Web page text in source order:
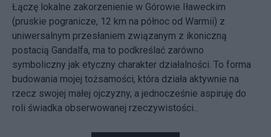
Łączę lokalne zakorzenienie w Górowie Iławeckim
(pruskie pogranicze, 12 km na północ od Warmii) z
uniwersalnym przesłaniem związanym z ikoniczną
postacią Gandalfa, ma to podkreślać zarówno
symboliczny jak etyczny charakter działalności. To forma
budowania mojej tożsamości, która działa aktywnie na
rzecz swojej małej ojczyzny, a jednocześnie aspiruję do
roli świadka obserwowanej rzeczywistości...